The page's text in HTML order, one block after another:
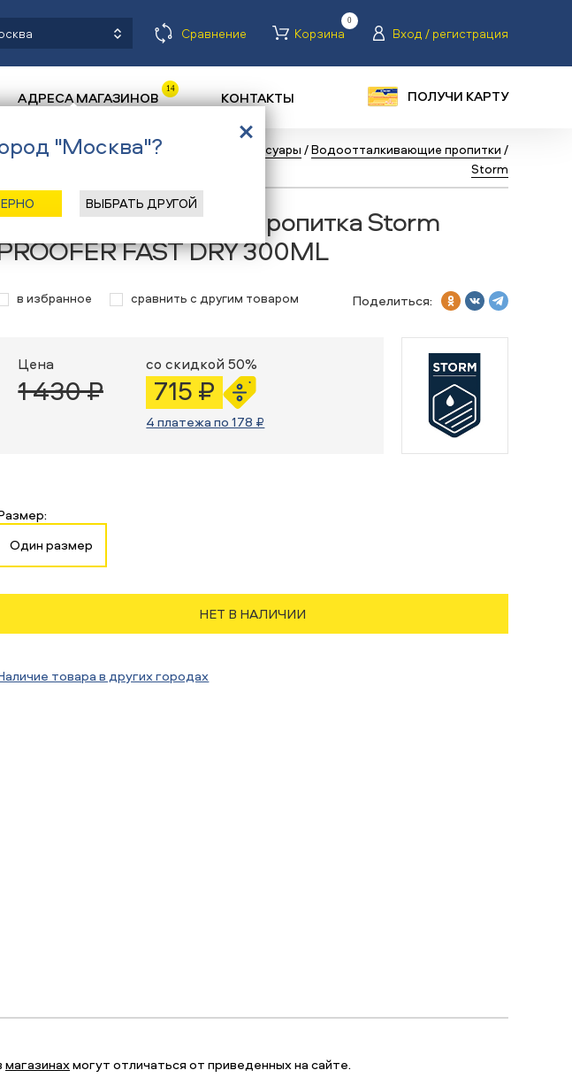
Сравнение Корзина
0
Вход / регистрация
АДРЕСА МАГАЗИНОВ 14 КОНТАКТЫ ПОЛУЧИ КАРТУ
/ Главная/ Каталог/Лыжи горные Аксессуары /Водоотталкивающие пропитки /
Storm
пропитка Storm
FAST DRY 300ML
в избранное сравнить с другим товаром Поделиться:
Цена
1 430 ₽
со скидкой 50%
715 ₽
4 платежа по 178 ₽
Один размер
НЕТ В НАЛИЧИИ
товара в других городах
магазинахмогут отличаться от приведенных на сайте.
"Москва"?
ВЫБРАТЬ ДРУГОЙ